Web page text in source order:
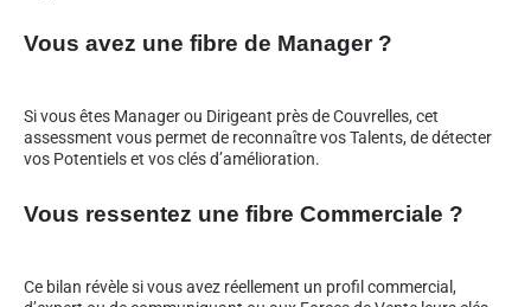
Vous avez une fibre de Manager ?
Si vous êtes Manager ou Dirigeant près de Couvrelles, cet
assessment vous permet de reconnaître vos Talents, de détecter
vos Potentiels et vos clés d’amélioration.
Vous ressentez une fibre Commerciale ?
Ce bilan révèle si vous avez réellement un profil commercial,